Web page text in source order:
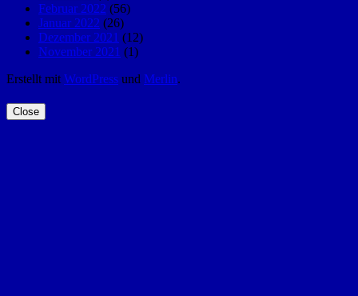
Februar 2022 (56)
Januar 2022 (26)
Dezember 2021 (12)
November 2021 (1)
Erstellt mit WordPress und Merlin.
Close